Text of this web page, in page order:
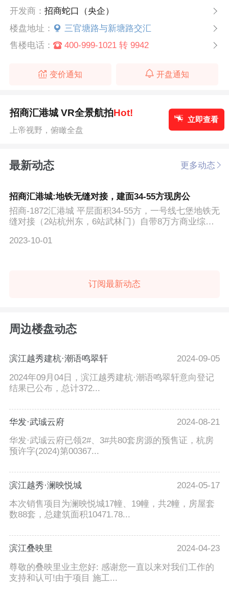
开发商：招商蛇口（央企）
楼盘地址：
三官塘路与新塘路交汇
售楼电话：
400-999-1021 转 9942
变价通知 开盘通知
招商汇港城 VR全景航拍Hot!
上帝视野，俯瞰全盘
立即查看
最新动态 更多动态
招商汇港城:地铁无缝对接，建面34-55方现房公
招商-1872汇港城 平层面积34-55方，一号线七堡地铁无
缝对接（2站杭州东，6站武林门）自带8万方商业综合
2023-10-01
订阅最新动态
周边楼盘动态
滨江越秀建杭·潮语鸣翠轩
2024-09-05
2024年09月04日，滨江越秀建杭·潮语鸣翠轩意向登记
结果已公布，总计372...
华发·武珹云府
2024-08-21
华发·武珹云府已领2#、3#共80套房源的预售证，杭房
预许字(2024)第00367...
滨江越秀·澜映悦城
2024-05-17
本次销售项目为澜映悦城17幢、19幢，共2幢，房屋套
数88套，总建筑面积10471.78...
滨江叠映里
2024-04-23
尊敬的叠映里业主您好: 感谢您一直以来对我们工作的
支持和认可!由于项目 施工...